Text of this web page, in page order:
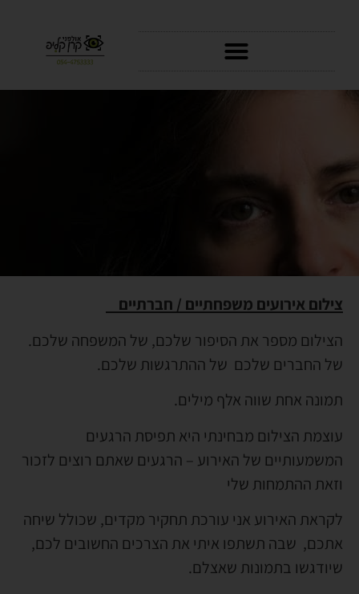
צילום אירועים משפחתיים / חברתיים
הצילום מספר את הסיפור שלכם, של המשפחה שלכם.
של החברים שלכם של ההתרגשות שלכם.
תמונה אחת שווה אלף מילים.
עוצמת הצילום מבחינתי היא תפיסת הרגעים
המשמעותיים של האירוע – הרגעים שאתם רוצים לזכור
וזאת ההתמחות שלי
לקראת האירוע אני עורכת תחקיר מקדים, שכולל שיחה
אתכם, שבה תשתפו איתי את הצרכים החשובים לכם,
שיודגשו בתמונות שאצלם.